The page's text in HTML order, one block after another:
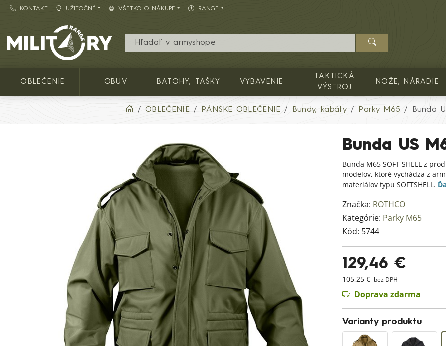
KONTAKT UŽITOČNÉ VŠETKO O NÁKUPE RANGE
Army shop MILITARY RANGE SK
OBLEČENIE OBUV BATOHY, TAŠKY VYBAVENIE
TAKTICKÁ
VÝSTROJ
NOŽE, NÁRADIE
OBLEČENIE PÁNSKE OBLEČENIE Bundy, kabáty Parky M65 Bunda
Bunda US
Bunda M65 SOFT SHELL z
modelov, ktoré vychádza z
materiálov typu SOFTSHELL.
Značka: ROTHCO
Kategórie: Parky M65
Kód: 5744
129,46 €
105,25 € bez DPH
Doprava zdarma
Varianty produktu